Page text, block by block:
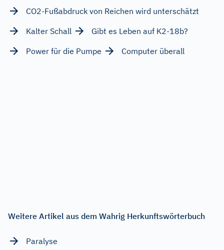
CO2-Fußabdruck von Reichen wird unterschätzt
Kalter Schall
Gibt es Leben auf K2-18b?
Power für die Pumpe
Computer überall
Weitere Artikel aus dem Wahrig Herkunftswörterbuch
Paralyse